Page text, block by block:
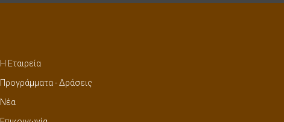
Η Εταιρεία
Προγράμματα - Δράσεις
Νέα